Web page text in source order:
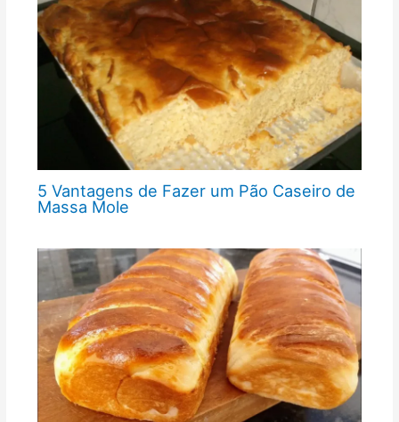
5 Vantagens de Fazer um Pão Caseiro de
Massa Mole